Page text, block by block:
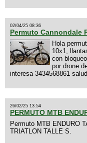
02/04/25 08:36
Permuto Cannondale
Hola
10x1,
con
por drone
interesa 3434568861
26/02/25 13:54
PERMUTO MTB
Permuto MTB ENDURO
TRIATLON TALLE S.